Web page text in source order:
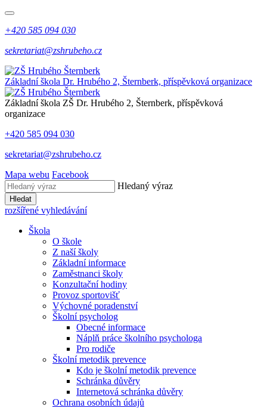
+420 585 094 030
sekretariat@zshrubeho.cz
Základní škola Dr. Hrubého 2, Šternberk, příspěvková organizace
Základní škola ZŠ Dr. Hrubého 2, Šternberk, příspěvková
organizace
+420 585 094 030
sekretariat@zshrubeho.cz
Mapa webu Facebook
Hledaný výraz
Hledat
rozšířené vyhledávání
Škola
O škole
Z naší školy
Základní informace
Zaměstnanci školy
Konzultační hodiny
Provoz sportovišť
Výchovné poradenství
Školní psycholog
Obecné informace
Náplň práce školního psychologa
Pro rodiče
Školní metodik prevence
Kdo je školní metodik prevence
Schránka důvěry
Internetová schránka důvěry
Ochrana osobních údajů